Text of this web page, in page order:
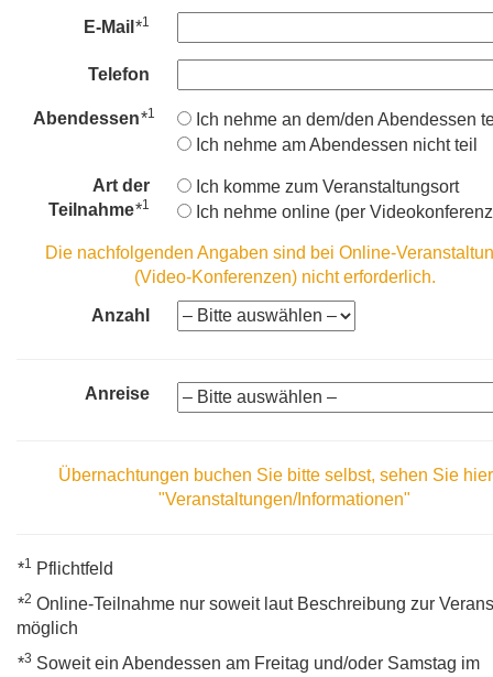
E-Mail *1
Telefon
Abendessen*1
Ich nehme an dem/den Abendessen
Ich nehme am Abendessen nicht teil
Art der
Teilnahme*1
Ich komme zum Veranstaltungsort
Ich nehme online (per
Die nachfolgenden Angaben sind bei Online-
(Video-Konferenzen) nicht erforderlich.
Anzahl
Anreise
Übernachtungen buchen Sie bitte selbst, sehen Sie
"Veranstaltungen/Informationen"
*1 Pflichtfeld
*2 Online-Teilnahme nur soweit laut Beschreibung zur
möglich
*3 Soweit ein Abendessen am Freitag und/oder Samstag im